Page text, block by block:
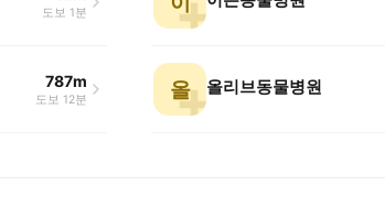
도보 1분
787m
도보 12분 올 올리브동물병원